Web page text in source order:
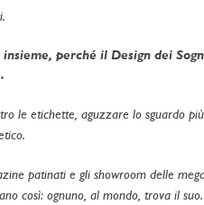
perché il Design dei
le etichette, aguzzare lo sguardo
patinati e gli showroom delle
così: ognuno, al mondo, trova il suo.